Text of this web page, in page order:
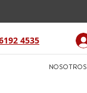
4535
NOSOTROS